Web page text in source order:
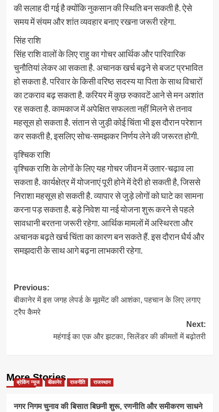
की सलाह दी गई है क्योंकि नुकसान की स्थिति बन सकती है. ऐसे
समय में संयम और शांत व्यवहार बनाए रखना जरूरी रहेगा.
सिंह राशि
सिंह राशि वालों के लिए राहु का गोचर आर्थिक और पारिवारिक
चुनौतियां लेकर आ सकता है. अचानक खर्च बढ़ने से बजट प्रभावित
हो सकता है. परिवार के किसी वरिष्ठ सदस्य या पिता के साथ विचारों
का टकराव बढ़ सकता है. करियर में कुछ रुकावटें आने से मन अशांत
रह सकता है. कामकाज में अपेक्षित सफलता नहीं मिलने से तनाव
महसूस हो सकता है. संतान से जुड़ी कोई चिंता भी इस दौरान परेशान
कर सकती है, इसलिए सोच-समझकर निर्णय लेने की जरूरत होगी.
वृश्चिक राशि
वृश्चिक राशि के लोगों के लिए यह गोचर जीवन में उतार-चढ़ाव ला
सकता है. कार्यक्षेत्र में योजनाएं पूरी होने में देरी हो सकती है, जिससे
निराशा महसूस हो सकती है. व्यापार से जुड़े लोगों को घाटे का सामना
करना पड़ सकता है. बड़े निवेश या नई योजना शुरू करने से पहले
सावधानी बरतना जरूरी रहेगा. आर्थिक मामलों में अस्थिरता और
अचानक बढ़ते खर्च चिंता का कारण बन सकते हैं. इस दौरान धैर्य और
समझदारी के साथ आगे बढ़ना लाभकारी रहेगा.
Post
navigation
Previous:
बीकानेर में इस जगह लेपर्ड के मूवमेंट की आशंका, पहचान के लिए लगाए
ट्रैप कैमरे
Next:
महंगाई का एक और झटका, सिलेंडर की कीमतों में बढ़ोतरी
More Stories
ब्रेकिंग न्यूज बीकानेर राजनीति राजस्थान
नगर निगम चुनाव की बिसात बिछनी शुरू, रणनीति और समीकरण साधने